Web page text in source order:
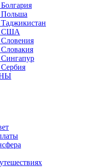
Польша
США